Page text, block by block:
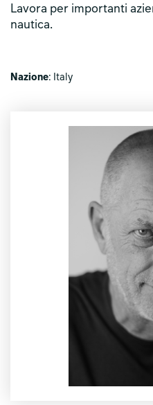
Lavora per importanti
nautica.
Nazione: Italy